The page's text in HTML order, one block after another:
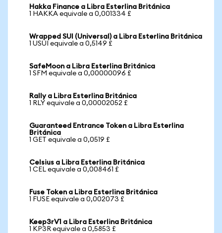
Hakka Finance a Libra Esterlina Británica
1 HAKKA equivale a 0,001334 £
Wrapped SUI (Universal) a Libra Esterlina Británica
1 USUI equivale a 0,5149 £
SafeMoon a Libra Esterlina Británica
1 SFM equivale a 0,00000096 £
Rally a Libra Esterlina Británica
1 RLY equivale a 0,00002052 £
Guaranteed Entrance Token a Libra Esterlina
Británica
1 GET equivale a 0,0519 £
Celsius a Libra Esterlina Británica
1 CEL equivale a 0,008461 £
Fuse Token a Libra Esterlina Británica
1 FUSE equivale a 0,002073 £
Keep3rV1 a Libra Esterlina Británica
1 KP3R equivale a 0,5853 £